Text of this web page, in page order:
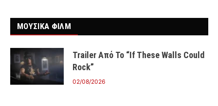
ΜΟΥΣΙΚΑ ΦΙΛΜ
Trailer Από Το “If These Walls Could
Rock”
02/08/2026